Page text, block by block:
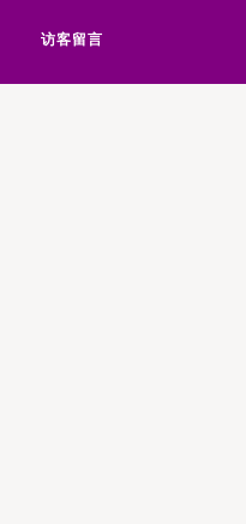
访客留言